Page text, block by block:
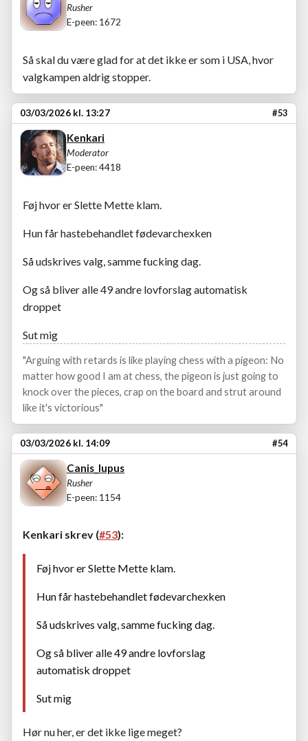
Rusher
E-peen: 1672
Så skal du være glad for at det ikke er som i USA, hvor
valgkampen aldrig stopper.
03/03/2026 kl. 13:27 #53
Kenkari
Moderator
E-peen: 4418
Føj hvor er Slette Mette klam.
Hun får hastebehandlet fødevarchexken
Så udskrives valg, samme fucking dag.
Og så bliver alle 49 andre lovforslag automatisk
droppet
Sut mig
"Arguing with retards is like playing chess with a pigeon: No
matter how good I am at chess, the pigeon is just going to
knock over the pieces, crap on the board and strut around
like it's victorious"
03/03/2026 kl. 14:09 #54
Canis_lupus
Rusher
E-peen: 1154
Kenkari skrev (#53):
Føj hvor er Slette Mette klam.
Hun får hastebehandlet fødevarchexken
Så udskrives valg, samme fucking dag.
Og så bliver alle 49 andre lovforslag
automatisk droppet
Sut mig
Hør nu her, er det ikke lige meget?